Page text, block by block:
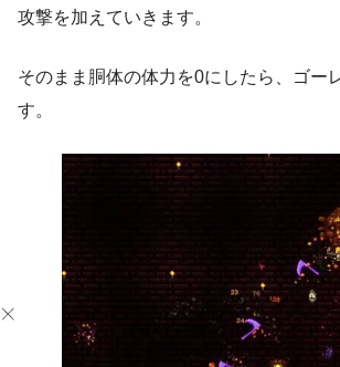
攻撃を加えていきます。
そのまま胴体の体力を0にしたら、ゴー
す。